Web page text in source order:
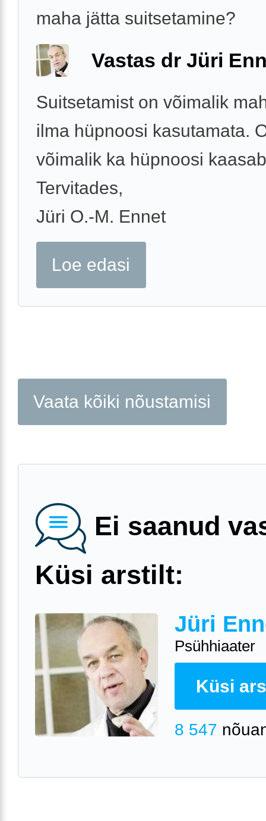
maha jätta suitsetamine?
Vastas dr Jüri
Suitsetamist on võimalik
ilma hüpnoosi kasutamata.
võimalik ka hüpnoosi
Tervitades,
Jüri O.-M. Ennet
Loe edasi
Vaata kõiki nõustamisi
Ei saanud
Küsi arstilt:
Jüri
Psühhiaater
Küsi
8 547